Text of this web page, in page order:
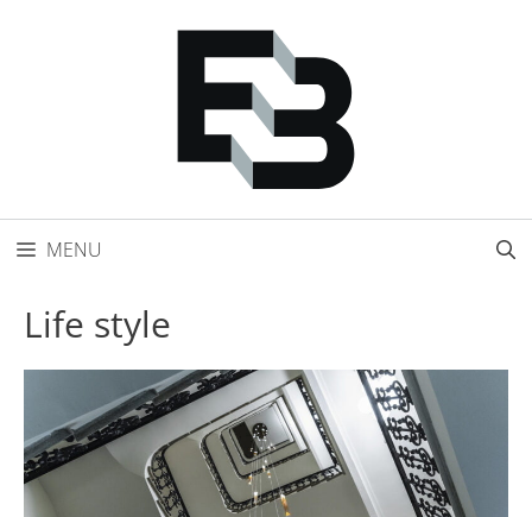
MENU
Life style